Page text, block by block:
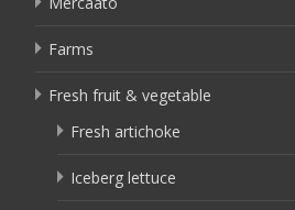
Farms
Fresh fruit & vegetable
Fresh artichoke
Iceberg lettuce